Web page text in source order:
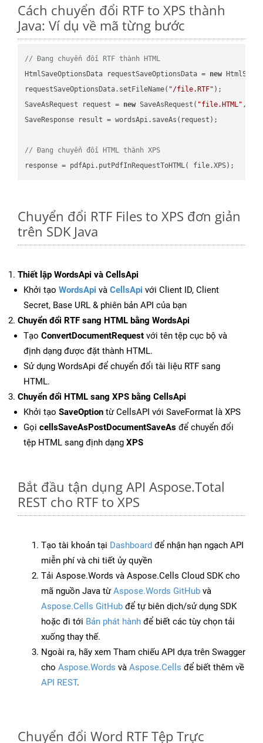
Cách chuyển đổi RTF to XPS thành
Java: Ví dụ về mã từng bước
// Đang chuyển đổi RTF thành HTML
HtmlSaveOptionsData requestSaveOptionsData = new
requestSaveOptionsData.setFileName( "/file.RTF" );
SaveAsRequest request = new SaveAsRequest( "file.HTML"
SaveResponse result = wordsApi.saveAs(request);
// Đang chuyển đổi HTML thành XPS
Chuyển đổi RTF Files to XPS đơn giản
trên SDK Java
Thiết lập WordsApi và CellsApi
Khởi tạo WordsApi và CellsApi với Client ID, Client
Secret, Base URL & phiên bản API của bạn
Chuyển đổi RTF sang HTML bằng WordsApi
Tạo ConvertDocumentRequest với tên tệp cục bộ và
định dạng được đặt thành HTML.
Sử dụng WordsApi để chuyển đổi tài liệu RTF sang
HTML.
Chuyển đổi HTML sang XPS bằng CellsApi
Khởi tạo SaveOption từ CellsAPI với SaveFormat là XPS
Gọi cellsSaveAsPostDocumentSaveAs để chuyển đổi
tệp HTML sang định dạng XPS
Bắt đầu tận dụng API Aspose.Total
REST cho RTF to XPS
Tạo tài khoản tại Dashboard để nhận hạn ngạch API
miễn phí và chi tiết ủy quyền
Tải Aspose.Words và Aspose.Cells Cloud SDK cho
mã nguồn Java từAspose.Words GitHub và
Aspose.Cells GitHub để tự biên dịch/sử dụng SDK
hoặc đi tới Bản phát hành để biết các tùy chọn tải
xuống thay thế.
Ngoài ra, hãy xem Tham chiếu API dựa trên Swagger
cho Aspose.Words và Aspose.Cells để biết thêm về
API REST.
Chuyển đổi Word RTF Tệp Trực